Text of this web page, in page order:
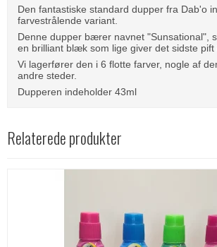
Den fantastiske standard dupper fra Dab'o
farvestrålende variant.
Denne dupper bærer navnet "Sunsational",
en brilliant blæk som lige giver det sidste pift
Vi lagerfører den i 6 flotte farver, nogle af
andre steder.
Dupperen indeholder 43ml
Relaterede produkter